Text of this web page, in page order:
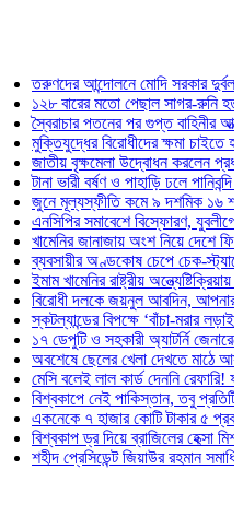
তরুণদের আন্দোলনে মোদি সরকার দুর্বল
১২৮ বারের মতো পেছাল সাগর-রুনি হত্যা
স্বৈরাচার পতনের পর গুপ্ত বাহিনীর আত্মপ্রকাশ:
মুক্তিযুদ্ধের বিরোধীদের ক্ষমা চাইতে হবে:
জাতীয় বৃক্ষমেলা উদ্বোধন করলেন প্রধানমন্ত্রী
টানা ভারী বর্ষণ ও পাহাড়ি ঢলে পানিবন্দি
জুনে মূল্যস্ফীতি কমে ৯ দশমিক ১৬ শতাংশ
এনসিপির সমাবেশে বিস্ফোরণ, যুবলীগের দুই
খামেনির জানাজায় অংশ নিয়ে দেশে ফিরলেন
ব্যবসায়ীর অণ্ডকোষ চেপে চেক-স্ট্যাম্পে
ইমাম খামেনির রাষ্ট্রীয় অন্ত্যেষ্টিক্রিয়ায়
বিরোধী দলকে জয়নুল আবদিন, আপনারা ৭১
স্কটল্যান্ডের বিপক্ষে ‘বাঁচা-মরার লড়াইয়ে’
১৭ ডেপুটি ও সহকারী অ্যাটর্নি জেনারেলের
অবশেষে ছেলের খেলা দেখতে মাঠে আসছেন
মেসি বলেই লাল কার্ড দেননি রেফারি! ফাউল
বিশ্বকাপে নেই পাকিস্তান, তবু প্রতিটি গোলে
একনেকে ৭ হাজার কোটি টাকার ৫ প্রকল্পের
বিশ্বকাপ ড্র দিয়ে ব্রাজিলের হেক্সা মিশন শুরু
শহীদ প্রেসিডেন্ট জিয়াউর রহমান সমাধিতে